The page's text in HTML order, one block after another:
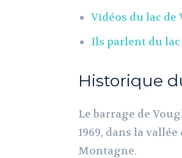
Vidéos du lac de
Ils parlent du lac
Historique
Le barrage de
1969, dans la
Montagne.